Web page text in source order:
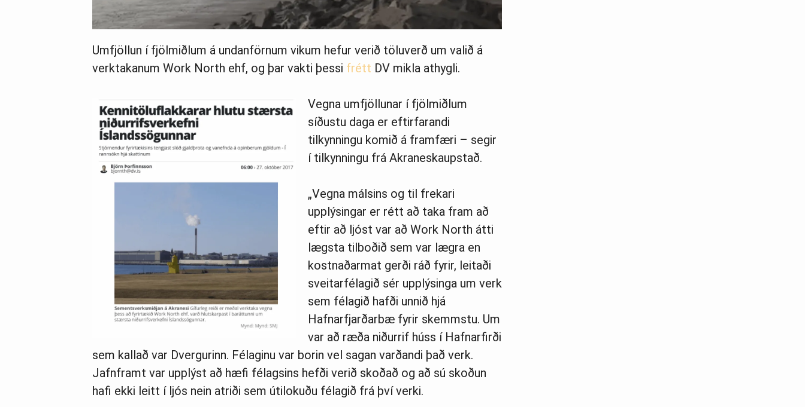
Umfjöllun í fjölmiðlum á undanförnum vikum hefur verið töluverð um valið á
verktakanum Work North ehf, og þar vakti þessi frétt DV mikla athygli.
Vegna umfjöllunar í fjölmiðlum
síðustu daga er eftirfarandi
tilkynningu komið á framfæri – segir
í tilkynningu frá Akraneskaupstað.
„Vegna málsins og til frekari
upplýsingar er rétt að taka fram að
eftir að ljóst var að Work North átti
lægsta tilboðið sem var lægra en
kostnaðarmat gerði ráð fyrir, leitaði
sveitarfélagið sér upplýsinga um verk
sem félagið hafði unnið hjá
Hafnarfjarðarbæ fyrir skemmstu. Um
var að ræða niðurrif húss í Hafnarfirði
sem kallað var Dvergurinn. Félaginu var borin vel sagan varðandi það verk.
Jafnframt var upplýst að hæfi félagsins hefði verið skoðað og að sú skoðun
hafi ekki leitt í ljós nein atriði sem útilokuðu félagið frá því verki.